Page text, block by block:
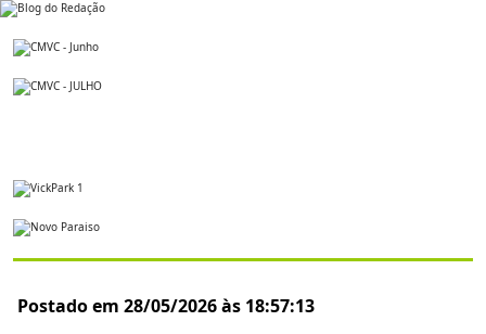
Postado em 28/05/2026 às 18:57:13